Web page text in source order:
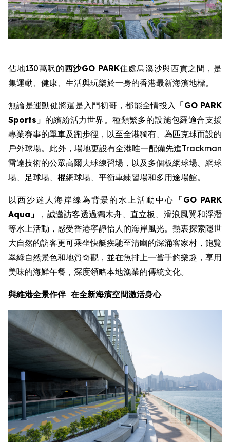
佔地130萬呎的西沙GO PARK住處烏溪沙與西貢之間，是
集運動、健康、生活與玩樂於一身的香港最新海濱地標。
無論是運動健將還是入門初哥，都能全情投入 「GO PARK
Sports 」 的繽紛活力世界。種類繁多的設施包羅適合支援
專業賽事的單車及跑步徑，以至全港獨有、為匹克球而設的
戶外球場。此外，場地更設有全港唯一配備先進Trackman
雷達技術的公眾高爾夫球練習場，以及多個板網球場、網球
場、足球場、棍網球場、平衡車練習場和多用途場館。
以西沙迷人海岸線為背景的水上活動中心 「 GO PARK
Aqua 」
，誠邀訪客透過獨木舟、直立板、滑浪風翼和浮潛
等水上活動，感受香港寧靜怡人的海岸風光。熱衷探索隱世
大自然的訪客更可乘坐快艇疾馳至清幽的深涌客家村，飽覽
翠綠自然景色和地質奇觀，並在魚排上一嘗手釣樂趣，享用
美味的海鮮午餐，深度領略本地漁業的傳統文化。
與維港全景作伴 在全新海濱空間激活身心